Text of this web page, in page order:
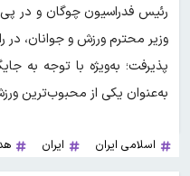
رئیس فدراسیون چوگان و در پی
وزیر محترم ورزش و جوانان،
پذیرفت؛ به‌ویژه با توجه به
به‌عنوان یکی از محبوب‌ترین
اسلامی ایران ایران